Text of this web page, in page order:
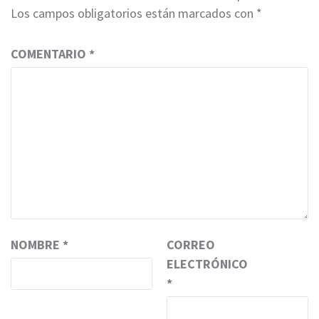
Los campos obligatorios están marcados con *
COMENTARIO *
NOMBRE *
CORREO
ELECTRÓNICO
*